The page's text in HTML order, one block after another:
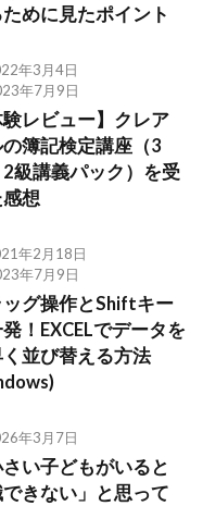
めに見たポイント
年3月4日
年7月9日
験レビュー】クレア
簿記検定講座（3
級講義パック）を受
想
年2月18日
年7月9日
ッグ操作とShiftキー
！EXCELでデータを
並び替える方法
年3月7日
さい子どもがいると
きない」と思って